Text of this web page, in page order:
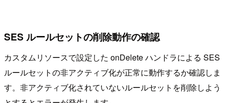
SES ルールセットの削除動作の確認
カスタムリソースで設定した onDelete ハンドラによる SES
ルールセットの非アクティブ化が正常に動作するか確認しま
す。非アクティブ化されていないルールセットを削除しよう